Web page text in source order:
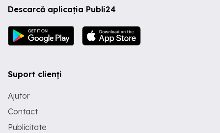
Descarcă aplicația Publi24
Suport clienți
Ajutor
Contact
Publicitate